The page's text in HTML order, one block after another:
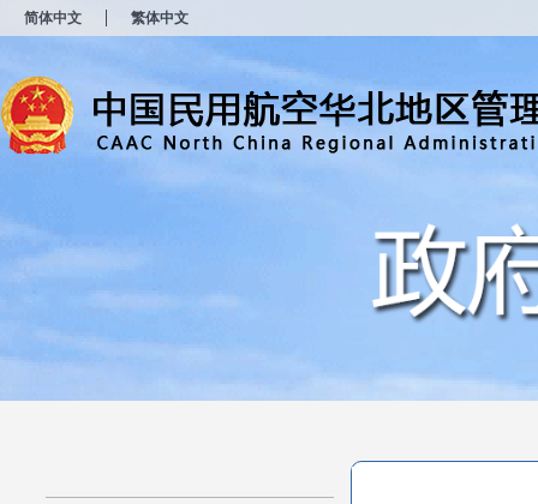
简体中文 繁体中文
窗
打
开
无
障